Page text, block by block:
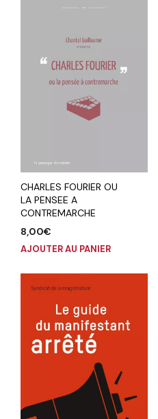
CHARLES FOURIER OU
LA PENSEE A
CONTREMARCHE
8,00€
AJOUTER AU PANIER